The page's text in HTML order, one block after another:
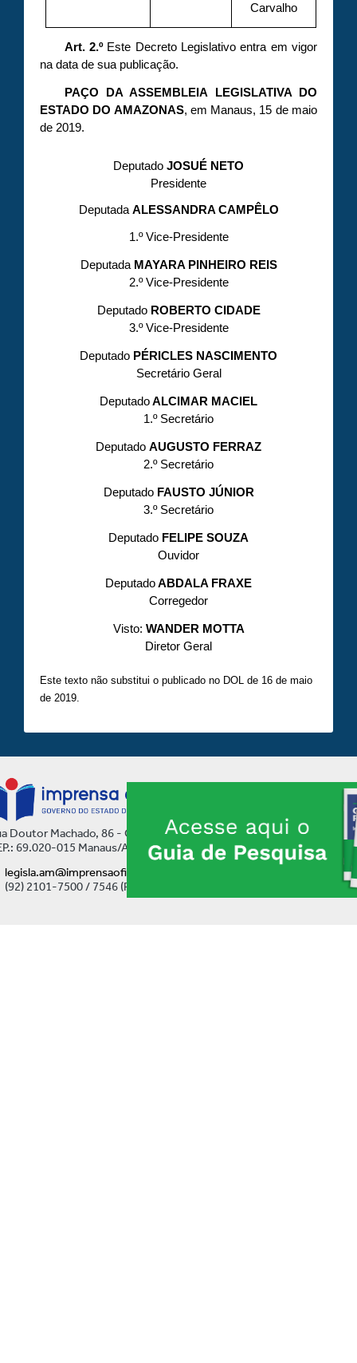
Carvalho
Art. 2.ºEste Decreto Legislativo entra em vigor
na data de sua publicação.
PAÇO DA ASSEMBLEIA LEGISLATIVA DO
ESTADO DO AMAZONAS, em Manaus, 15 de maio
de 2019.
Deputado JOSUÉ NETO
Presidente
Deputada ALESSANDRA CAMPÊLO
1.º Vice-Presidente
DeputadaMAYARA PINHEIRO REIS
2.º Vice-Presidente
DeputadoROBERTO CIDADE
3.º Vice-Presidente
Deputado PÉRICLES NASCIMENTO
Secretário Geral
DeputadoALCIMAR MACIEL
1.º Secretário
Deputado AUGUSTO FERRAZ
2.º Secretário
DeputadoFAUSTO JÚNIOR
3.º Secretário
Deputado FELIPE SOUZA
Ouvidor
DeputadoABDALA FRAXE
Corregedor
Visto: WANDER MOTTA
Diretor Geral
Este texto não substitui o publicado no DOL de 16 de maio
de 2019.
Doutor Machado, 86 - Centro
69.020-015 Manaus/AM
legisla.am@imprensaoficial.am.gov.br
(92) 2101-7500 / 7546 (Ramal)